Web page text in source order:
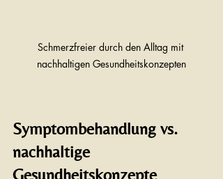
Schmerzfreier durch den Alltag mit
nachhaltigen Gesundheitskonzepten
Symptombehandlung vs.
nachhaltige
Gesundheitskonzepte